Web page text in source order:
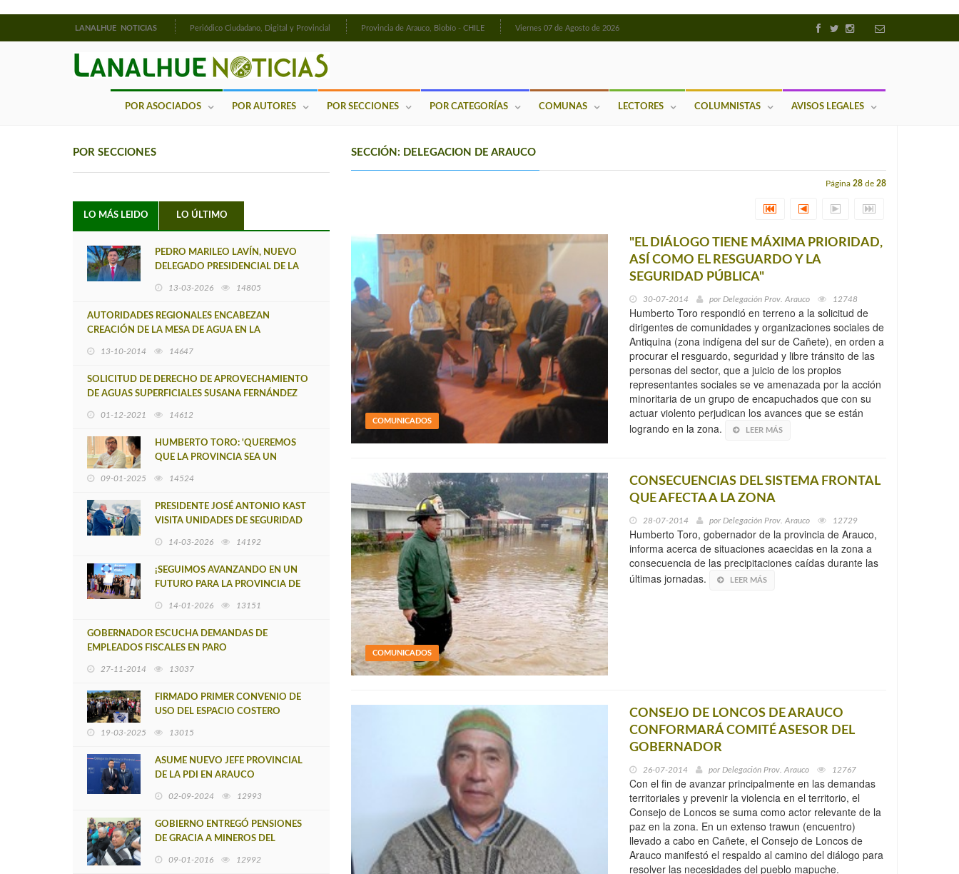
LANALHUE NOTICIAS Periódico Ciudadano, Digital y Provincial Provincia de Arauco, Biobío - CHILE Viernes 07 de Agosto de 2026
POR ASOCIADOS POR AUTORES POR SECCIONES POR CATEGORÍAS COMUNAS LECTORES COLUMNISTAS AVISOS LEGALES
POR SECCIONES
LO MÁS LEIDO LO ÚLTIMO
PEDRO MARILEO LAVÍN, NUEVO
DELEGADO PRESIDENCIAL DE LA
13-03-2026 14805
AUTORIDADES REGIONALES ENCABEZAN
CREACIÓN DE LA MESA DE AGUA EN LA
13-10-2014 14647
SOLICITUD DE DERECHO DE APROVECHAMIENTO
DE AGUAS SUPERFICIALES SUSANA FERNÁNDEZ
01-12-2021 14612
HUMBERTO TORO: 'QUEREMOS
QUE LA PROVINCIA SEA UN
09-01-2025 14524
PRESIDENTE JOSÉ ANTONIO KAST
VISITA UNIDADES DE SEGURIDAD
14-03-2026 14192
¡SEGUIMOS AVANZANDO EN UN
FUTURO PARA LA PROVINCIA DE
14-01-2026 13151
GOBERNADOR ESCUCHA DEMANDAS DE
EMPLEADOS FISCALES EN PARO
27-11-2014 13037
FIRMADO PRIMER CONVENIO DE
USO DEL ESPACIO COSTERO
BIOBÍO
19-03-2025 13015
ASUME NUEVO JEFE PROVINCIAL
DE LA PDI EN ARAUCO
02-09-2024 12993
GOBIERNO ENTREGÓ PENSIONES
DE GRACIA A MINEROS DEL
09-01-2016 12992
SECCIÓN: DELEGACION DE ARAUCO
Página 28 de 28
COMUNICADOS
"EL DIÁLOGO TIENE MÁXIMA PRIORIDAD,
ASÍ COMO EL RESGUARDO Y LA
SEGURIDAD PÚBLICA"
30-07-2014 por Delegación Prov. Arauco 12748
Humberto Toro respondió en terreno a la solicitud de
dirigentes de comunidades y organizaciones sociales de
Antiquina (zona indígena del sur de Cañete), en orden a
procurar el resguardo, seguridad y libre tránsito de las
personas del sector, que a juicio de los propios
representantes sociales se ve amenazada por la acción
minoritaria de un grupo de encapuchados que con su
actuar violento perjudican los avances que se están
logrando en la zona.
LEER MÁS
COMUNICADOS
CONSECUENCIAS DEL SISTEMA FRONTAL
QUE AFECTA A LA ZONA
28-07-2014 por Delegación Prov. Arauco 12729
Humberto Toro, gobernador de la provincia de Arauco,
informa acerca de situaciones acaecidas en la zona a
consecuencia de las precipitaciones caídas durante las
últimas jornadas.
LEER MÁS
CONSEJO DE LONCOS DE ARAUCO
CONFORMARÁ COMITÉ ASESOR DEL
GOBERNADOR
26-07-2014 por Delegación Prov. Arauco 12767
Con el fin de avanzar principalmente en las demandas
territoriales y prevenir la violencia en el territorio, el
Consejo de Loncos se suma como actor relevante de la
paz en la zona. En un extenso trawun (encuentro)
llevado a cabo en Cañete, el Consejo de Loncos de
Arauco manifestó el respaldo al camino del diálogo para
resolver las necesidades del pueblo mapuche.